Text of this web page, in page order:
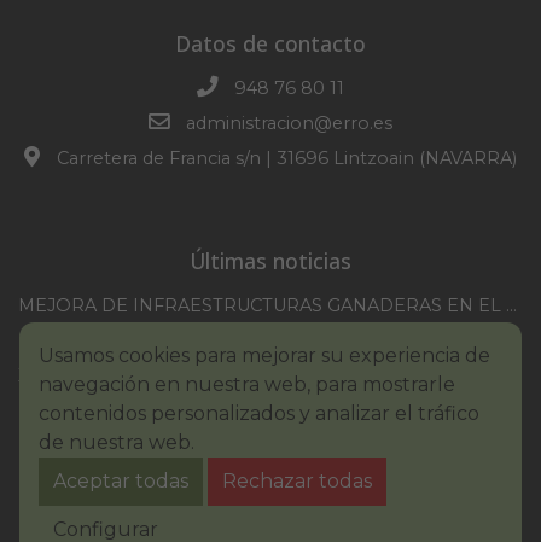
Datos de contacto
948 76 80 11
administracion@erro.es
Carretera de Francia s/n | 31696 Lintzoain (NAVARRA)
Últimas noticias
MEJORA DE INFRAESTRUCTURAS GANADERAS EN EL TM DE ERRO CAMPAÑA 2025-2026
BASES III. CONCURSO PINTURA – ERROIBARKO EGUNA
BANDO – CONSUMO RESPONSABLE DEL AGUA
IMCV 2026
Aviso legal
Usamos cookies para mejorar su experiencia de
navegación en nuestra web, para mostrarle
contenidos personalizados y analizar el tráfico
de nuestra web.
Aceptar todas
Rechazar todas
Configurar